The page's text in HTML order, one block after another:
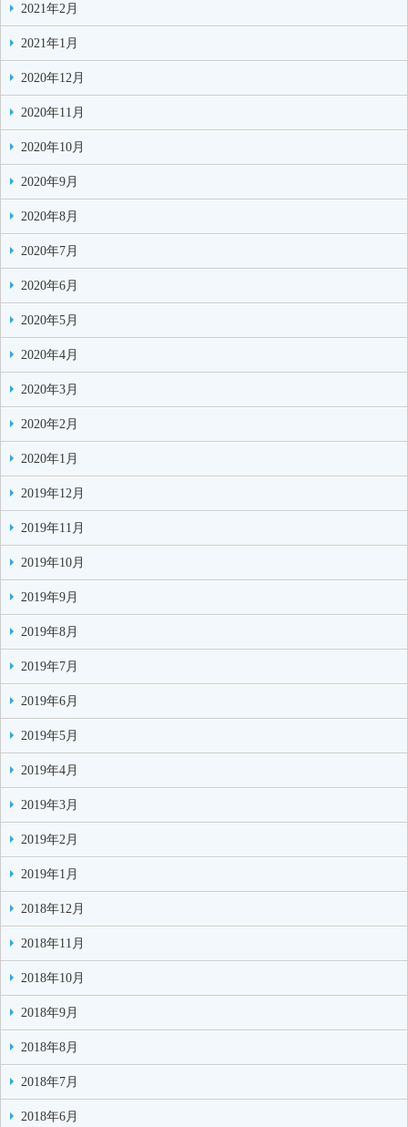
2021年2月
2021年1月
2020年12月
2020年11月
2020年10月
2020年9月
2020年8月
2020年7月
2020年6月
2020年5月
2020年4月
2020年3月
2020年2月
2020年1月
2019年12月
2019年11月
2019年10月
2019年9月
2019年8月
2019年7月
2019年6月
2019年5月
2019年4月
2019年3月
2019年2月
2019年1月
2018年12月
2018年11月
2018年10月
2018年9月
2018年8月
2018年7月
2018年6月